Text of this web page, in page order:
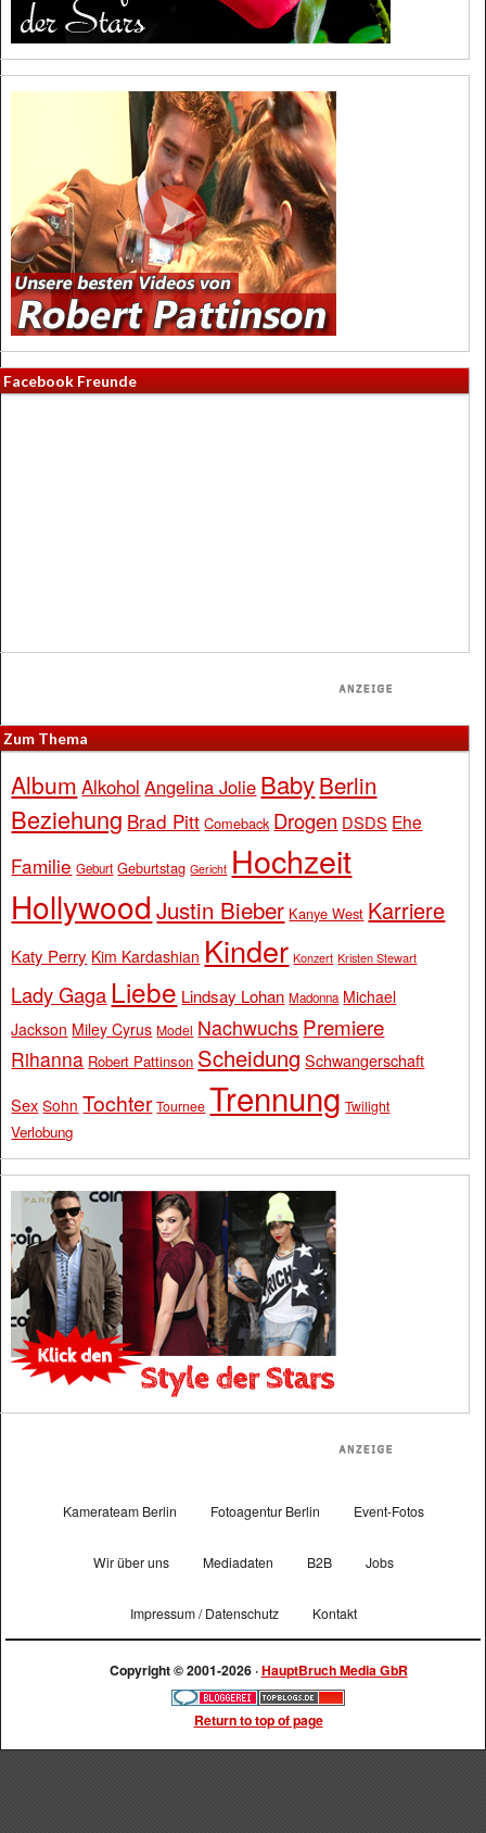
Facebook Freunde
Zum Thema
Album Alkohol Angelina Jolie BabyBerlin
Beziehung Brad Pitt Comeback Drogen DSDS Ehe
Familie Geburt Geburtstag Gericht Hochzeit
Hollywood Justin Bieber Kanye West Karriere
Katy Perry Kim Kardashian Kinder Konzert Kristen Stewart
Lady Gaga Liebe Lindsay Lohan Madonna Michael
Jackson Miley Cyrus Model Nachwuchs Premiere
Rihanna Robert Pattinson Scheidung Schwangerschaft
Sex Sohn Tochter Tournee Trennung Twilight
Verlobung
Kamerateam Berlin Fotoagentur Berlin Event-Fotos
Wir über uns Mediadaten B2B Jobs
Impressum / Datenschutz Kontakt
Copyright © 2001-2026 ·HauptBruch Media GbR
Return to top of page